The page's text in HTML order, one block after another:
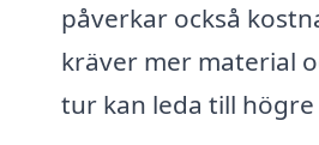
påverkar också
kräver mer material
tur kan leda till högre